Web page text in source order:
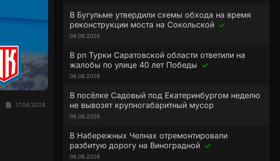
17.06.2024
В Бугульме утвердили схемы обхода на время
реконструкции моста на Сокольской
06.08.2026
В рп Турки Саратовской области ответили на
жалобы по улице 40 лет Победы
06.08.2026
В посёлке Садовый под Екатеринбургом неделю
не вывозят крупногабаритный мусор
06.08.2026
В Набережных Челнах отремонтировали
разбитую дорогу на Виноградной
06.08.2026